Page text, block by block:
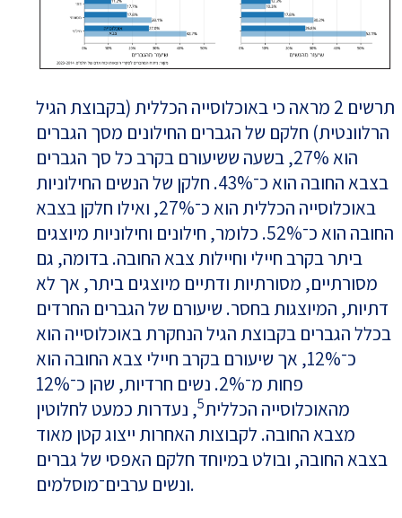
תרשים 2 מראה כי באוכלוסייה הכללית (בקבוצת הגיל
הרלוונטית) חלקם של הגברים החילונים מסך הגברים
הוא 27%, בשעה ששיעורם בקרב כל סך הגברים
בצבא החובה הוא כ־43%. חלקן של הנשים החילוניות
באוכלוסייה הכללית הוא כ־27%, ואילו חלקן בצבא
החובה הוא כ־52%. כלומר, חילונים וחילוניות מיוצגים
ביתר בקרב חיילי וחיילות צבא החובה. בדומה, גם
מסורתיים, מסורתיות ודתיים מיוצגים ביתר, אך לא
דתיות, המיוצגות בחסר. שיעורם של הגברים החרדים
בכלל הגברים בקבוצת הגיל הנחקרת באוכלוסייה הוא
כ־12%, אך שיעורם בקרב חיילי צבא החובה הוא
פחות מ־2%. נשים חרדיות, שהן כ־12%
מהאוכלוסייה הכללית5, נעדרות כמעט לחלוטין
מצבא החובה. לקבוצות האחרות ייצוג קטן מאוד
בצבא החובה, ובולט במיוחד חלקם האפסי של גברים
ונשים ערבים־מוסלמים.